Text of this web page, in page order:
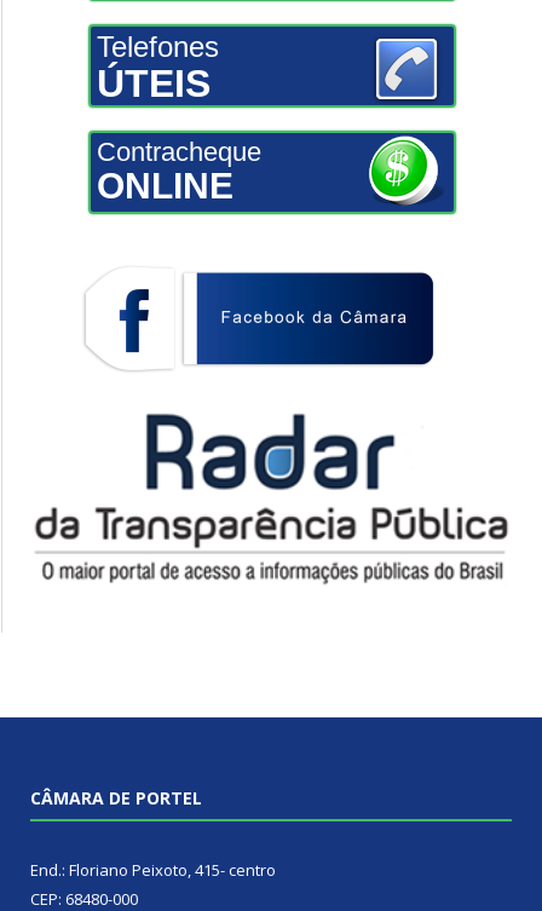
Telefones
ÚTEIS
Contracheque
ONLINE
CÂMARA DE PORTEL
End.: Floriano Peixoto, 415- centro
CEP: 68480-000